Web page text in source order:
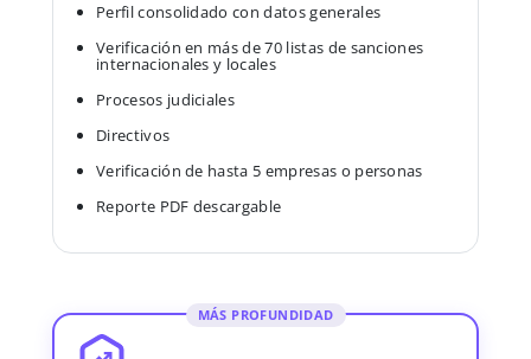
Perfil consolidado con datos generales
Verificación en más de 70 listas de sanciones
internacionales y locales
Procesos judiciales
Directivos
Verificación de hasta 5 empresas o personas
Reporte PDF descargable
MÁS PROFUNDIDAD